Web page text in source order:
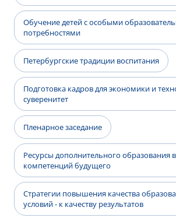
Обучение детей с особыми
потребностями
Петербургские традиции воспитания
Подготовка кадров для экономики и
суверенитет
Пленарное заседание
Ресурсы дополнительного образования
компетенций будущего
Стратегии повышения качества
условий - к качеству результатов